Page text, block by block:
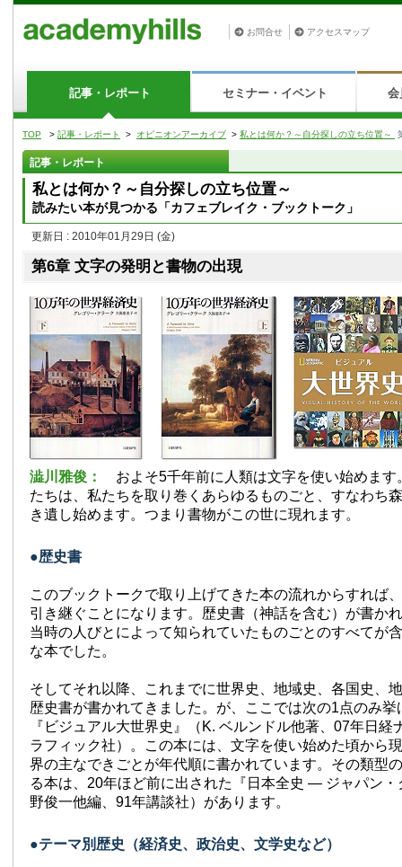
お問合せ アクセスマップ
記事・レポート セミナー・イベント 会
TOP > 記事・レポート > オピニオンアーカイブ > 私とは何か？～自分探しの立ち位置～
記事・レポート
私とは何か？～自分探しの立ち位置～
読みたい本が見つかる「カフェブレイク・ブックトーク」
更新日 : 2010年01月29日 (金)
第6章 文字の発明と書物の出現
澁川雅俊：
およそ5千年前に人類は文字を使い始めます
たちは、私たちを取り巻くあらゆるものごと、すなわち
き遺し始めます。つまり書物がこの世に現れます。
●歴史書
このブックトークで取り上げてきた本の流れからすれば
引き継ぐことになります。歴史書（神話を含む）が書か
当時の人びとによって知られていたものごとのすべてが
な本でした。
そしてそれ以降、これまでに世界史、地域史、各国史、
歴史書が書かれてきました。が、ここでは次の1点のみ挙
『ビジュアル大世界史』（K. ベルンドル他著、07年日経
ラフィック社）。この本には、文字を使い始めた頃から
界の主なできごとが年代順に書かれています。その類型
る本は、20年ほど前に出された『日本全史 — ジャパン・
野俊一他編、91年講談社）があります。
●テーマ別歴史（経済史、政治史、文学史など）